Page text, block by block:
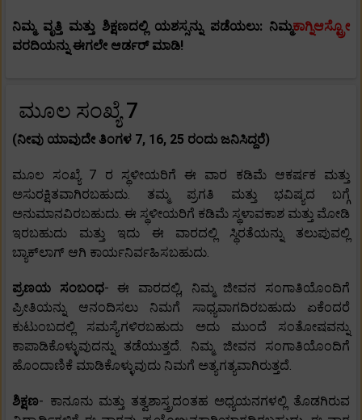
ನಿಮ್ಮ ವೃತ್ತಿ ಮತ್ತು ಶಿಕ್ಷಣದಲ್ಲಿ ಯಶಸ್ಸನ್ನು ಪಡೆಯಲು: ನಿಮ್ಮಕಾಗ್ನಿಆಸ್ಟ್ರೋ
ವರದಿಯನ್ನು ಈಗಲೇ ಆರ್ಡರ್ ಮಾಡಿ!
ಮೂಲ ಸಂಖ್ಯೆ 7
(ನೀವು ಯಾವುದೇ ತಿಂಗಳ 7, 16, 25 ರಂದು ಜನಿಸಿದ್ದರೆ)
ಮೂಲ ಸಂಖ್ಯೆ 7 ರ ಸ್ಥಳೀಯರಿಗೆ ಈ ವಾರ ಕಡಿಮೆ ಆಕರ್ಷಕ ಮತ್ತು
ಅಸುರಕ್ಷಿತವಾಗಿರಬಹುದು. ತಮ್ಮ ಪ್ರಗತಿ ಮತ್ತು ಭವಿಷ್ಯದ ಬಗ್ಗೆ
ಅನುಮಾನವಿರಬಹುದು. ಈ ಸ್ಥಳೀಯರಿಗೆ ಕಡಿಮೆ ಸ್ಥಳಾವಕಾಶ ಮತ್ತು ಮೋಡಿ
ಇರಬಹುದು ಮತ್ತು ಇದು ಈ ವಾರದಲ್ಲಿ ಸ್ಥಿರತೆಯನ್ನು ತಲುಪುವಲ್ಲಿ
ಬ್ಯಾಕ್‌ಲಾಗ್ ಆಗಿ ಕಾರ್ಯನಿರ್ವಹಿಸಬಹುದು.
ಪ್ರಣಯ ಸಂಬಂಧ- ಈ ವಾರದಲ್ಲಿ, ನಿಮ್ಮ ಜೀವನ ಸಂಗಾತಿಯೊಂದಿಗೆ
ಪ್ರೀತಿಯನ್ನು ಆನಂದಿಸಲು ನಿಮಗೆ ಸಾಧ್ಯವಾಗದಿರಬಹುದು ಏಕೆಂದರೆ
ಕುಟುಂಬದಲ್ಲಿ ಸಮಸ್ಯೆಗಳಿರಬಹುದು ಅದು ಮುಂದೆ ಸಂತೋಷವನ್ನು
ಕಾಪಾಡಿಕೊಳ್ಳುವುದನ್ನು ತಡೆಯುತ್ತದೆ. ನಿಮ್ಮ ಜೀವನ ಸಂಗಾತಿಯೊಂದಿಗೆ
ಹೊಂದಾಣಿಕೆ ಮಾಡಿಕೊಳ್ಳುವುದು ನಿಮಗೆ ಅತ್ಯಗತ್ಯವಾಗಿರುತ್ತದೆ.
ಶಿಕ್ಷಣ- ಕಾನೂನು ಮತ್ತು ತತ್ವಶಾಸ್ತ್ರದಂತಹ ಅಧ್ಯಯನಗಳಲ್ಲಿ ತೊಡಗಿರುವ